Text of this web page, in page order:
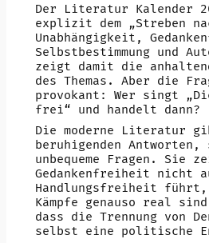
Der Literatur Kalender
explizit dem „Streben
Unabhängigkeit,
Selbstbestimmung und
zeigt damit die
des Themas. Aber die
provokant: Wer singt
frei“ und handelt dann?
Die moderne Literatur
beruhigenden
unbequeme Fragen. Sie
Gedankenfreiheit nicht
Handlungsfreiheit führt,
Kämpfe genauso real
dass die Trennung von
selbst eine politische